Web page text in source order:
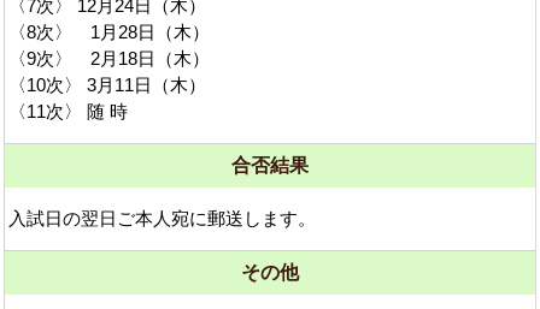
〈7次〉 12月24日（木）
〈8次〉 1月28日（木）
〈9次〉 2月18日（木）
〈10次〉 3月11日（木）
〈11次〉 随 時
合否結果
入試日の翌日ご本人宛に郵送します。
その他